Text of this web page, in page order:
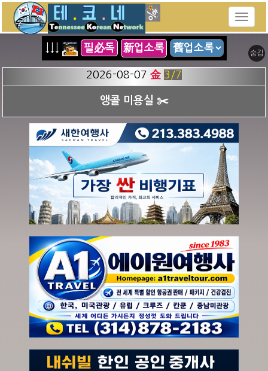
숨김
필必독 新업소록
2026-08-07 金 3 /7
앵콜 미용실 ✂️